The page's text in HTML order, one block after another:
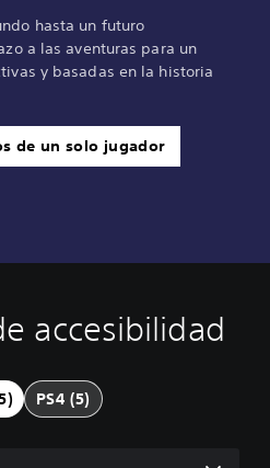
hasta un futuro
a las aventuras para un
y basadas en la historia
de un solo jugador
accesibilidad
PS4 (5)